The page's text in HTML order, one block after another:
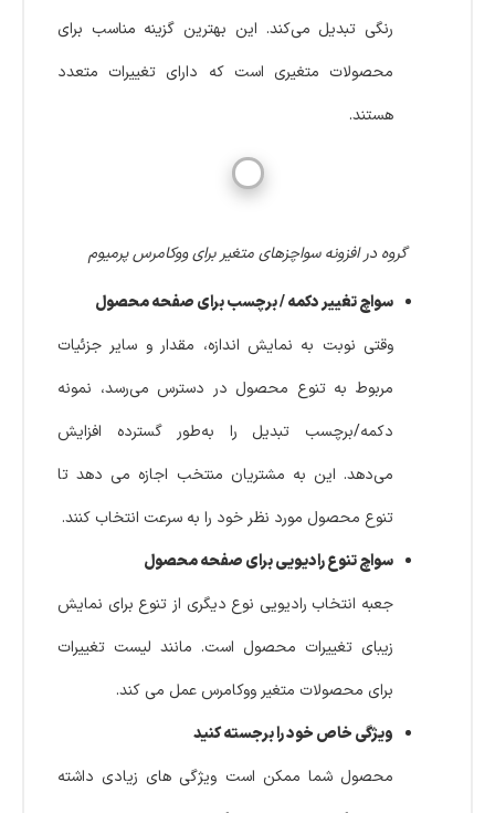
رنگی تبدیل می‌کند. این بهترین گزینه مناسب برای
محصولات متغیری است که دارای تغییرات متعدد
هستند.
گروه در افزونه سواچزهای متغیر برای ووکامرس پرمیوم
سواچ تغییر دکمه / برچسب برای صفحه محصول
وقتی نوبت به نمایش اندازه، مقدار و سایر جزئیات
مربوط به تنوع محصول در دسترس می‌رسد، نمونه
دکمه/برچسب تبدیل را به‌طور گسترده افزایش
می‌دهد. این به مشتریان منتخب اجازه می دهد تا
تنوع محصول مورد نظر خود را به سرعت انتخاب کنند.
سواچ تنوع رادیویی برای صفحه محصول
جعبه انتخاب رادیویی نوع دیگری از تنوع برای نمایش
زیبای تغییرات محصول است. مانند لیست تغییرات
برای محصولات متغیر ووکامرس عمل می کند.
ویژگی خاص خود را برجسته کنید
محصول شما ممکن است ویژگی های زیادی داشته